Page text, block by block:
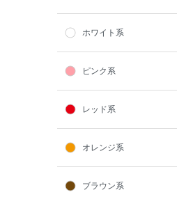
ホワイト系
ピンク系
レッド系
オレンジ系
ブラウン系